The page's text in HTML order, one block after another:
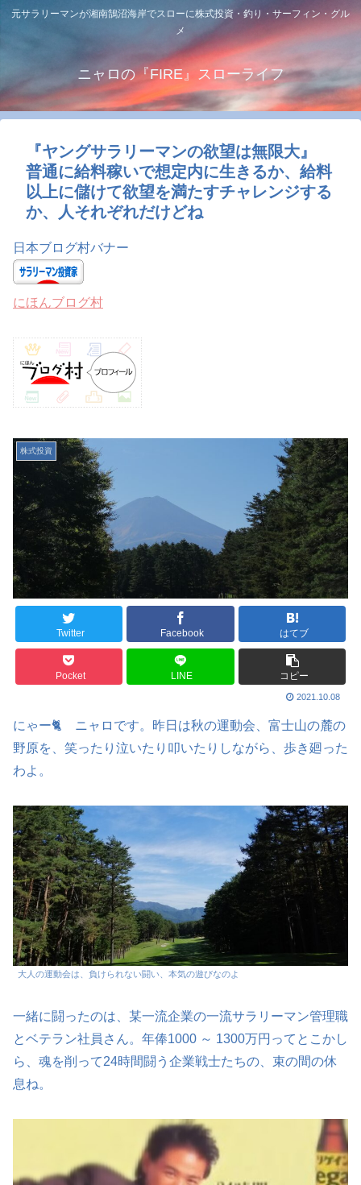
元サラリーマンが湘南鵠沼海岸でスローに株式投資・釣り・サーフィン・グル
メ
ニャロの『FIRE』スローライフ
『ヤングサラリーマンの欲望は無限大』
普通に給料稼いで想定内に生きるか、給料
以上に儲けて欲望を満たすチャレンジする
か、人それぞれだけどね
日本ブログ村バナー
にほんブログ村
株式投資
Twitter Facebook はてブ
Pocket LINE コピー
2021.10.08
にゃー🐈 ニャロです。昨日は秋の運動会、富士山の麓の
野原を、笑ったり泣いたり叩いたりしながら、歩き廻った
わよ。
大人の運動会は、負けられない闘い、本気の遊びなのよ
一緒に闘ったのは、某一流企業の一流サラリーマン管理職
とベテラン社員さん。年俸1000 ～ 1300万円ってとこかし
ら、魂を削って24時間闘う企業戦士たちの、束の間の休
息ね。